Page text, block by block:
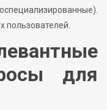
пользователей.
для